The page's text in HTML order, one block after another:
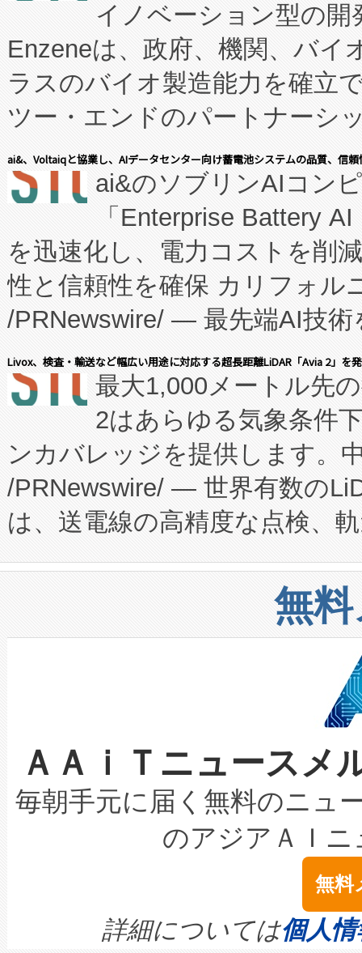
イノベーション型の
Enzeneは、政府、機関、バイ
ラスのバイオ製造能力を確立
ツー・エンドのパートナーシ
表しました。 同社の実績ある
manufacturing™ (FCCM™) プ
たNeXは、バイオ医薬品製造
従来のフェッドバッチ施設の
に、患者やサプライチェーン
キー方式で拡張性が高く、持
す。FCCM‑を活用した現地生
患者にとっての費用負担を大
のアクセスを大幅に拡大する
Fully-Connected Continuous
プログラムには、施設設計・
に関する技術移転および知的
構造化トレーニングカリキュ
上げおよび商用化段階におけ
設備整備および立ち上げ調整
加組織は、Enzeneのバイオ
選定された製品について、自
取得できる可能性もあります
設には、3億～4億ドルかか
最高経営責任者（CEO）であ
す。「当社のfully-connected
ームを利用すれば、6,000万
きます。この効率性は、フェ
ai&、Voltaiqと協業し、AIデータセンター向け蓄電池システムの品質、信
ai&のソブリンAIコン
「Enterprise Battery
を迅速化し、電力コストを削
性と信頼性を確保 カリフォル
/PRNewswire/ — 最先端AI技術
会社エーアイ・アンド：本社
President原信平）と、エンタ
ードするVoltaiqは、日本にあ
ーエネルギー貯蔵システム（
た。 Voltaiq独自のAI搭載プラ
定、統合、導入、運用に至る
安全性を追跡し、確保する事
増加しているデータセンター
る電力網に大きな負担をかけ
事業者の負担軽減という課題
系統連系を迅速にし、ピーク
限を超えて利用可能な電力容
持できるよう貢献します。こ
ービスレベル契約（SLA）違
テリー性能の劣化によるダウ
念は、現在データセンターが
ます。 Voltaiq provides a
quality and reliability for AI
Livox、検査・輸送など幅広い用途に対応する超長距離LiDAR「Avia 2」を
最大1,000メートル先
2はあらゆる気象条件
ンカバレッジを提供します。
/PRNewswire/ — 世界有数の
は、送電線の高精度な点検、
や穀物倉庫におけるバルク材
リューション「Avia 2」を発
したAvia 2は、1,000メート
狭視野のFOVを切り替えるこ
ケーブル、枝などの細かな対
なレーザースポットにより、
な環境下でも豊かなディテー
キロメートル範囲を検出
LiDAR for Inspections,
は1535 nmレーザーを搭載。
イズの小径化を実現すること
す。ノーマルモードでは、
無
ＡＡｉＴニュース
毎朝手元に届く無料のニュ
のアジアＡＩ
無料
詳細については個人